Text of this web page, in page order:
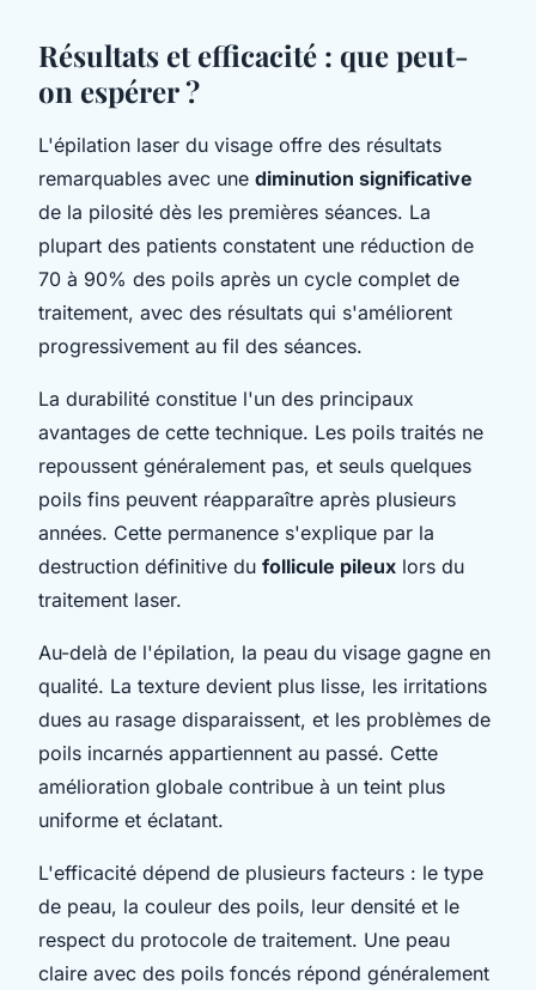
Résultats et efficacité : que peut-
on espérer ?
L'épilation laser du visage offre des résultats
remarquables avec une diminution significative
de la pilosité dès les premières séances. La
plupart des patients constatent une réduction de
70 à 90% des poils après un cycle complet de
traitement, avec des résultats qui s'améliorent
progressivement au fil des séances.
La durabilité constitue l'un des principaux
avantages de cette technique. Les poils traités ne
repoussent généralement pas, et seuls quelques
poils fins peuvent réapparaître après plusieurs
années. Cette permanence s'explique par la
destruction définitive du follicule pileux lors du
traitement laser.
Au-delà de l'épilation, la peau du visage gagne en
qualité. La texture devient plus lisse, les irritations
dues au rasage disparaissent, et les problèmes de
poils incarnés appartiennent au passé. Cette
amélioration globale contribue à un teint plus
uniforme et éclatant.
L'efficacité dépend de plusieurs facteurs : le type
de peau, la couleur des poils, leur densité et le
respect du protocole de traitement. Une peau
claire avec des poils foncés répond généralement